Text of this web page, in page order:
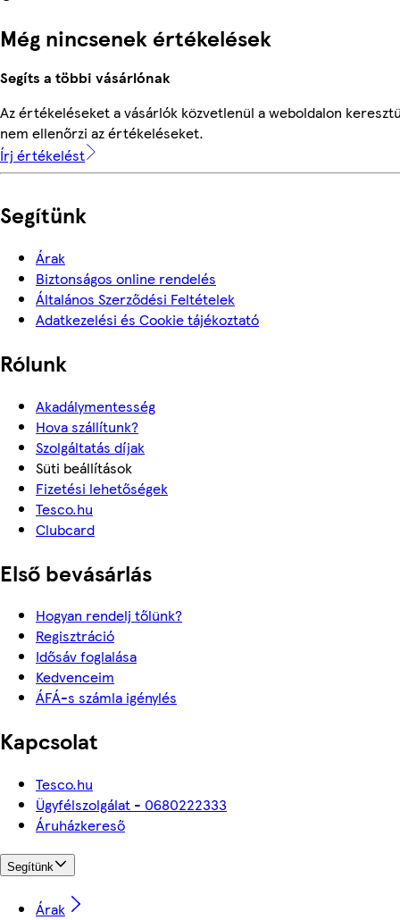
Még nincsenek értékelések
Segíts a többi vásárlónak
Az értékeléseket a vásárlók közvetlenül a weboldalon
nem ellenőrzi az értékeléseket.
Írj értékelést
Segítünk
Árak
Biztonságos online rendelés
Általános Szerződési Feltételek
Adatkezelési és Cookie tájékoztató
Rólunk
Akadálymentesség
Hova szállítunk?
Szolgáltatás díjak
Süti beállítások
Fizetési lehetőségek
Tesco.hu
Clubcard
Első bevásárlás
Hogyan rendelj tőlünk?
Regisztráció
Idősáv foglalása
Kedvenceim
ÁFÁ-s számla igénylés
Kapcsolat
Tesco.hu
Ügyfélszolgálat - 0680222333
Áruházkereső
Segítünk
Árak